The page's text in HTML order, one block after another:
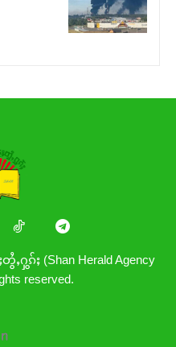
ႇႁွၵ်ႈ (Shan Herald Agency
reserved.